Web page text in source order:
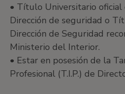
• Título Universitario oficial
Dirección de seguridad o
Dirección de Seguridad
Ministerio del Interior.
• Estar en posesión de la
Profesional (T.I.P.) de